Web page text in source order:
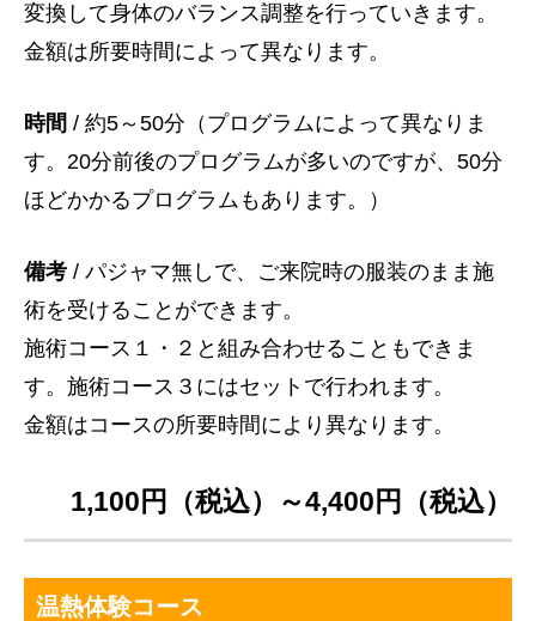
変換して身体のバランス調整を行っていきます。
金額は所要時間によって異なります。
時間 / 約5～50分（プログラムによって異なりま
す。20分前後のプログラムが多いのですが、50分
ほどかかるプログラムもあります。）
備考 / パジャマ無しで、ご来院時の服装のまま施
術を受けることができます。
施術コース１・２と組み合わせることもできま
す。施術コース３にはセットで行われます。
金額はコースの所要時間により異なります。
1,100円（税込）～4,400円（税込）
温熱体験コース